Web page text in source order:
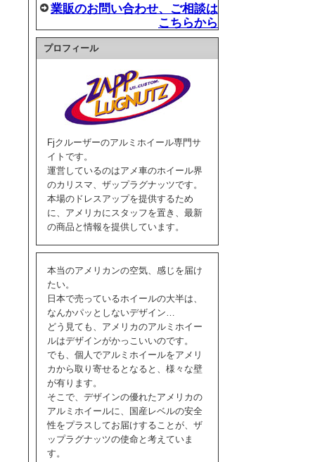
業販のお問い合わせ、ご相談は
こちらから
プロフィール
Fjクルーザーのアルミホイール専門サ
イトです。
運営しているのはアメ車のホイール界
のカリスマ、ザップラグナッツです。
本場のドレスアップを提供するため
に、アメリカにスタッフを置き、最新
の商品と情報を提供しています。
本当のアメリカンの空気、感じを届け
たい。
日本で売っているホイールの大半は、
なんかパッとしないデザイン…
どう見ても、アメリカのアルミホイー
ルはデザインがかっこいいのです。
でも、個人でアルミホイールをアメリ
カから取り寄せるとなると、様々な壁
が有ります。
そこで、デザインの優れたアメリカの
アルミホイールに、国産レベルの安全
性をプラスしてお届けすることが、ザ
ップラグナッツの使命と考えていま
す。